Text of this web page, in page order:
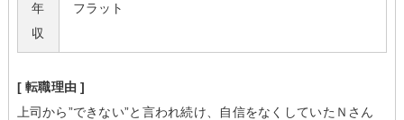
年
収
フラット
[ 転職理由 ]
上司から”できない”と言われ続け、自信をなくしていたＮさん